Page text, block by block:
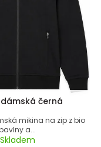
dámská černá
mikina na zip z bio
a...
Skladem